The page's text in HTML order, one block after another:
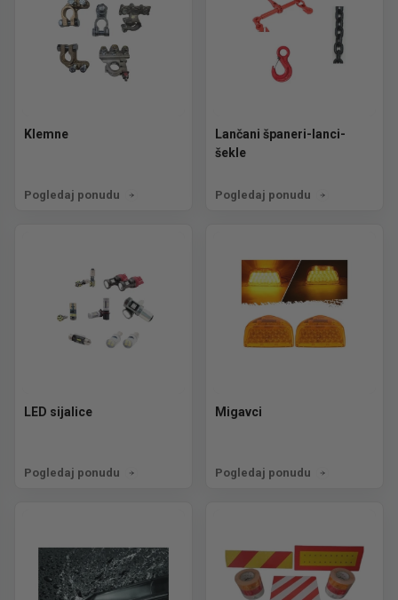
Klemne
Pogledaj ponudu
Lančani španeri-lanci-
šekle
Pogledaj ponudu
LED sijalice
Pogledaj ponudu
Migavci
Pogledaj ponudu